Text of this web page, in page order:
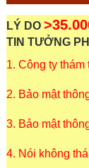
LÝ DO
TIN TƯỞNG
1. Công ty
2. Bảo mật
3. Bảo mật
4. Nói không